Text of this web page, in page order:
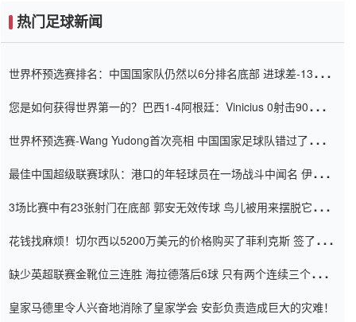
热门足球新闻
世界杯预选赛排名：中国国家队仍然以6分排名底部 进球差-13令人
您是如何获得世界第一的？巴西1-4阿根廷：Vinicius 0射击90分钟
世界杯预选赛-Wang Yudong首次亮相 中国国家足球队错过了世界
最佳中国超级联赛球队：港口的年轻球员在一场战斗中闻名 伊万放
3场比赛中有23张射门在底部 郭安无效传球 鸟儿被用来摆脱它
花钱找麻烦！切尔西以5200万美元的价格购买了菲利克斯 签了7年
缺少英超联赛金靴位三连胜 海拉德落后6球 只有两个连续三个连续
皇家马德里令人兴奋地消除了皇家学会 安彭负责造成巨大的灾难！